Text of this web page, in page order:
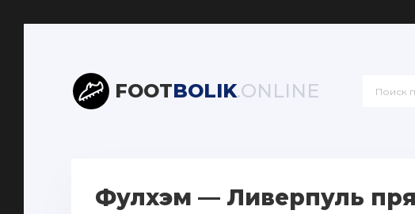
FOOTBOLIK.ONLINE
Фулхэм — Ливерпуль